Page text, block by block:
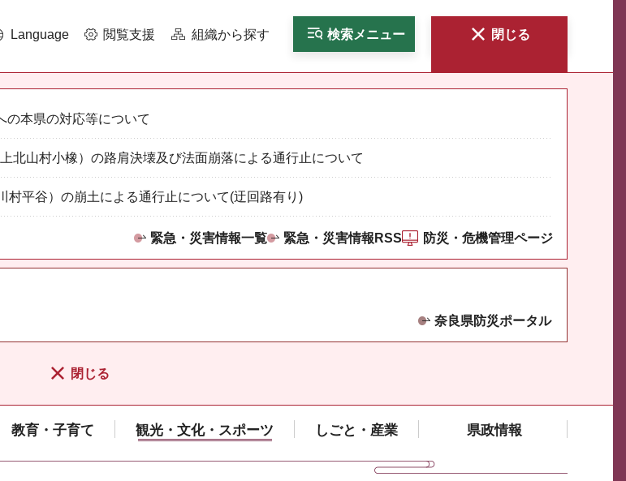
Language 閲覧支援 組織から探す 検索メニュー 閉じる
の本県の対応等について
北山村小橡）の路肩決壊及び法面崩落による通行止について
村平谷）の崩土による通行止について(迂回路有り)
緊急・災害情報一覧 緊急・災害情報RSS 防災・危機管理ページ
奈良県防災ポータル
閉じる
教育・子育て 観光・文化・スポーツ しごと・産業 県政情報